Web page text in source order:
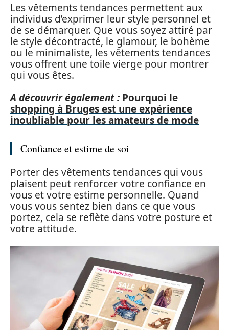
Les vêtements tendances permettent aux
individus d’exprimer leur style personnel et
de se démarquer. Que vous soyez attiré par
le style décontracté, le glamour, le bohème
ou le minimaliste, les vêtements tendances
vous offrent une toile vierge pour montrer
qui vous êtes.
A découvrir également : Pourquoi le
shopping à Bruges est une expérience
inoubliable pour les amateurs de mode
Confiance et estime de soi
Porter des vêtements tendances qui vous
plaisent peut renforcer votre confiance en
vous et votre estime personnelle. Quand
vous vous sentez bien dans ce que vous
portez, cela se reflète dans votre posture et
votre attitude.